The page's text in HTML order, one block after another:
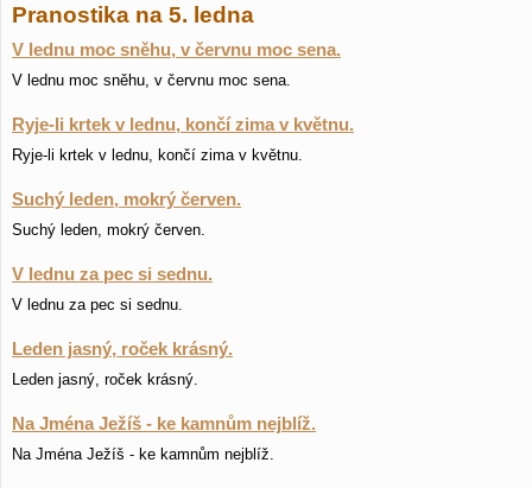
Pranostika na 5. ledna
V lednu moc sněhu, v červnu moc sena.
V lednu moc sněhu, v červnu moc sena.
Ryje-li krtek v lednu, končí zima v květnu.
Ryje-li krtek v lednu, končí zima v květnu.
Suchý leden, mokrý červen.
Suchý leden, mokrý červen.
V lednu za pec si sednu.
V lednu za pec si sednu.
Leden jasný, roček krásný.
Leden jasný, roček krásný.
Na Jména Ježíš - ke kamnům nejblíž.
Na Jména Ježíš - ke kamnům nejblíž.